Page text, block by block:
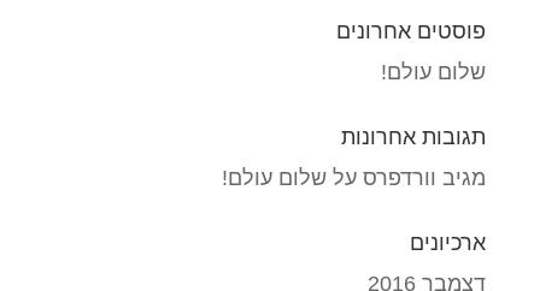
פוסטים אחרונים
שלום עולם!
תגובות אחרונות
מגיב וורדפרסעל שלום עולם!
ארכיונים
דצמבר 2016